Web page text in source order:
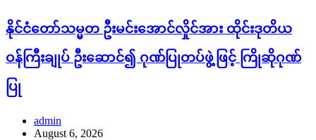
နိုင်ငံတော်သမ္မတ ဦးမင်းအောင်လှိုင်အား ထိုင်းဒုတိယ
ဝန်ကြီးချုပ် ဦးဆောင်၍ ဂုဏ်ပြုတပ်ဖွဲ့ဖြင့် ကြိုဆိုဂုဏ်
ပြု
admin
August 6, 2026